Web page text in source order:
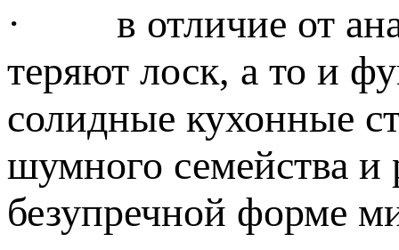
· в отличие от
теряют лоск, а то и
солидные кухонные
шумного семейства и
безупречной форме